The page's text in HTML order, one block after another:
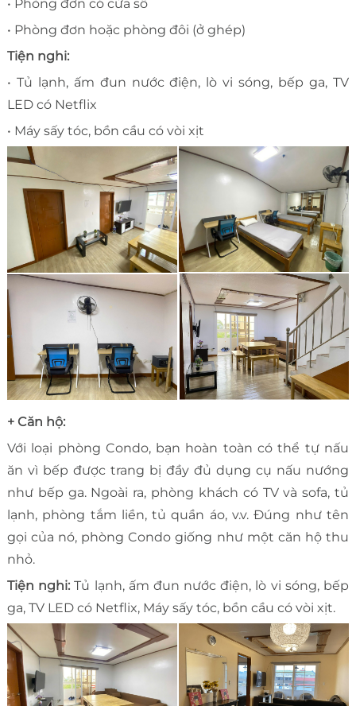
• Phòng đơn có cửa sổ
• Phòng đơn hoặc phòng đôi (ở ghép)
Tiện nghi:
• Tủ lạnh, ấm đun nước điện, lò vi sóng, bếp ga, TV
LED có Netflix
• Máy sấy tóc, bồn cầu có vòi xịt
+ Căn hộ:
Với loại phòng Condo, bạn hoàn toàn có thể tự nấu
ăn vì bếp được trang bị đầy đủ dụng cụ nấu nướng
như bếp ga. Ngoài ra, phòng khách có TV và sofa, tủ
lạnh, phòng tắm liền, tủ quần áo, v.v. Đúng như tên
gọi của nó, phòng Condo giống như một căn hộ thu
nhỏ.
Tiện nghi:Tủ lạnh, ấm đun nước điện, lò vi sóng, bếp
ga, TV LED có Netflix, Máy sấy tóc, bồn cầu có vòi xịt.